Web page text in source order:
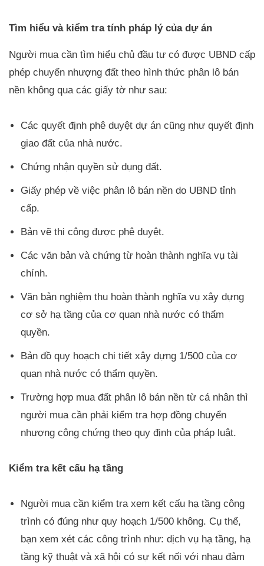
Tìm hiểu và kiểm tra tính pháp lý của dự án
Người mua cần tìm hiểu chủ đầu tư có được UBND cấp
phép chuyển nhượng đất theo hình thức phân lô bán
nền không qua các giấy tờ như sau:
Các quyết định phê duyệt dự án cũng như quyết định
giao đất của nhà nước.
Chứng nhận quyền sử dụng đất.
Giấy phép về việc phân lô bán nền do UBND tỉnh
cấp.
Bản vẽ thi công được phê duyệt.
Các văn bản và chứng từ hoàn thành nghĩa vụ tài
chính.
Văn bản nghiệm thu hoàn thành nghĩa vụ xây dựng
cơ sở hạ tầng của cơ quan nhà nước có thẩm
quyền.
Bản đồ quy hoạch chi tiết xây dựng 1/500 của cơ
quan nhà nước có thẩm quyền.
Trường hợp mua đất phân lô bán nền từ cá nhân thì
người mua cần phải kiểm tra hợp đồng chuyển
nhượng công chứng theo quy định của pháp luật.
Kiểm tra kết cấu hạ tầng
Người mua cần kiểm tra xem kết cấu hạ tầng công
trình có đúng như quy hoạch 1/500 không. Cụ thể,
bạn xem xét các công trình như: dịch vụ hạ tầng, hạ
tầng kỹ thuật và xã hội có sự kết nối với nhau đảm